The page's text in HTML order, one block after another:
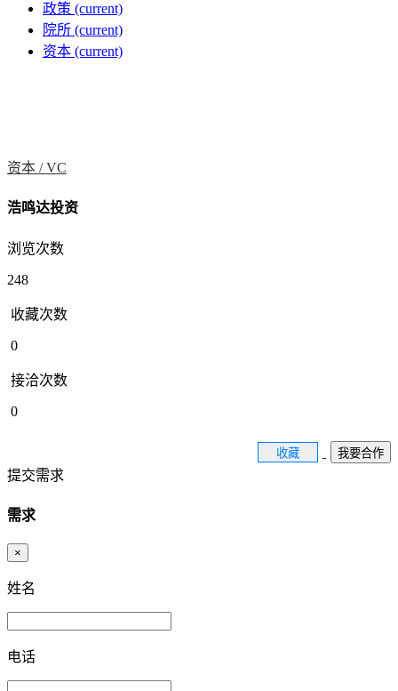
政策 (current)
院所 (current)
资本 (current)
资本 /VC
浩鸣达投资
浏览次数
248
收藏次数
0
接洽次数
0
收藏 我要合作
提交需求
需求
×
姓名
电话